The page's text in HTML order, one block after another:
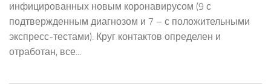
инфицированных новым коронавирусом (9 с
подтвержденным диагнозом и 7 – с положительными
экспресс-тестами). Круг контактов определен и
отработан, все...